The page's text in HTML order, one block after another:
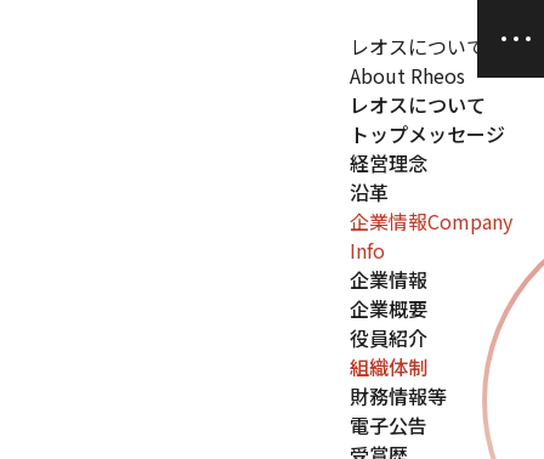
レオスについて
About Rheos
レオスについて
トップメッセージ
経営理念
沿革
企業情報Company
Info
企業情報
企業概要
役員紹介
組織体制
財務情報等
電子公告